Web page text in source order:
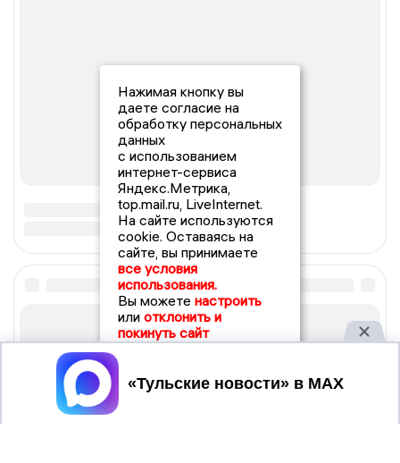
Нажимая кнопку вы
даете согласие на
обработку персональных
данных
с использованием
интернет-сервиса
Яндекс.Метрика,
top.mail.ru, LiveInternet.
На сайте используются
cookie. Оставаясь на
сайте, вы принимаете
все условия
использования.
Вы можете настроить
или отклонить и
покинуть сайт
Принять